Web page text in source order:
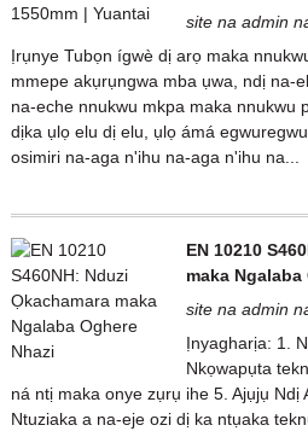
site na admin
Ịrụnye Tubọn ígwè dị arọ maka
mmepe akụrụngwa mba ụwa, ndị na-
na-eche nnukwu mkpa maka nnukwu
dịka ụlọ elu dị elu, ụlọ ámá
osimiri na-aga n'ihu na-aga n'ihu na...
EN 10210
maka Ngalaba
site na admin
Ịnyagharịa: 1.
Nkọwapụta
ná ntị maka onye zụrụ ihe 5. Ajụjụ Ndị
Ntuziaka a na-eje ozi dị ka ntụaka